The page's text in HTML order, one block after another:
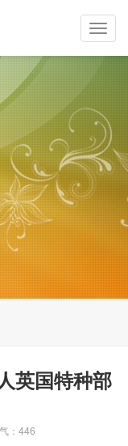
英国特种部
：446